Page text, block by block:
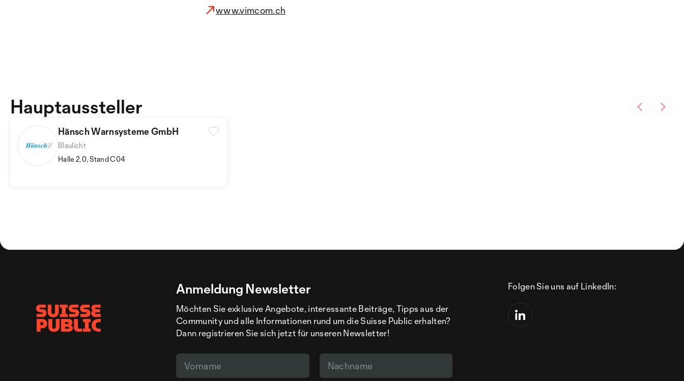
www.vimcom.ch
Hänsch Warnsysteme GmbH
Blaulicht
Halle 2.0, Stand C04
Hauptaussteller
Anmeldung Newsletter
Möchten Sie exklusive Angebote, interessante Beiträge, Tipps aus der
Community und alle Informationen rund um die Suisse Public erhalten?
Dann registrieren Sie sich jetzt für unseren Newsletter!
Folgen Sie uns auf LinkedIn: